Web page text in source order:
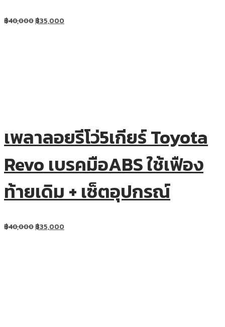
฿40,000฿35,000
เพลาลอยรีโว่5เกียร์ Toyota
Revo เบรคมือABS ใช้เฟือง
ท้ายเดิม + เซ็ตอุปกรณ์
฿40,000฿35,000